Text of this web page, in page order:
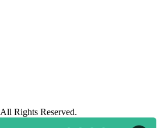
All Rights Reserved.